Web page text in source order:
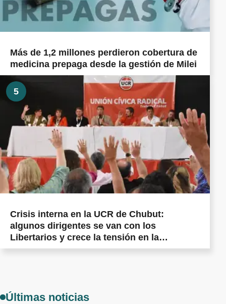
Más de 1,2 millones perdieron cobertura de
medicina prepaga desde la gestión de Milei
5
Crisis interna en la UCR de Chubut:
algunos dirigentes se van con los
Libertarios y crece la tensión en la
militancia cordillerana
Últimas noticias